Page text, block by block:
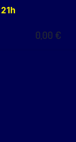
21h
0,00 €